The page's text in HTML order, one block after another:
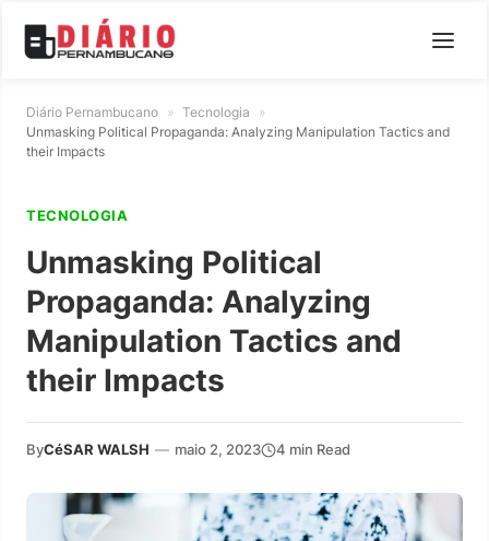
Diário Pernambucano » Tecnologia
»
Unmasking Political Propaganda: Analyzing Manipulation Tactics and
their Impacts
TECNOLOGIA
Unmasking Political
Propaganda: Analyzing
Manipulation Tactics and
their Impacts
ByCéSAR WALSH — maio 2, 2023 4 min Read